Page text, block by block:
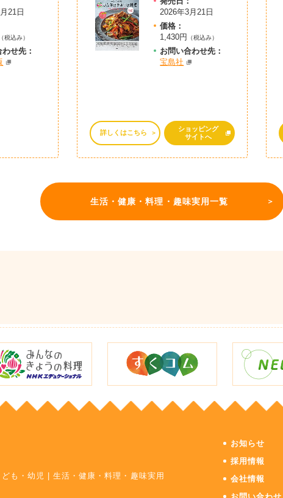
21日
（税込み）
わせ先：
2026年3月21日
価格：
1,430円
（税込み）
お問い合わせ先：
宝島社
詳しくはこちら
ショッピング
サイトへ
生活・健康・料理・趣味実用一覧
ども・幼児 |生活・健康・料理・趣味実用
お知らせ
採用情報
会社情報